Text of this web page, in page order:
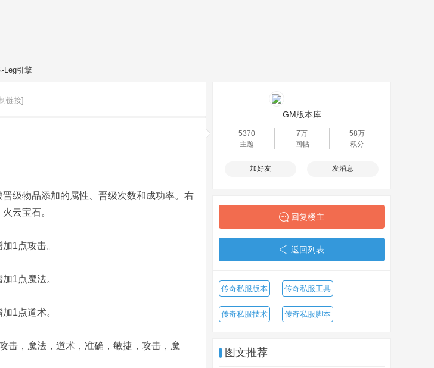
Leg引擎
链接]
级物品添加的属性、晋级次数和成功率。右
云宝石。
1点攻击。
1点魔法。
1点道术。
，魔法，道术，准确，敏捷，攻击，魔
GM版本库
5370
主题
7万
回帖
58万
积分
加好友 发消息
回复楼主
返回列表
传奇私服版本 传奇私服工具
传奇私服技术 传奇私服脚本
图文推荐